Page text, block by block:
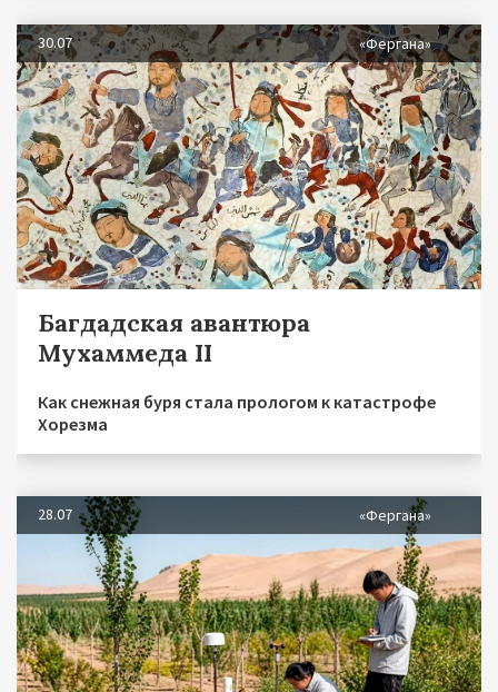
30.07 «Фергана»
Багдадская авантюра
Мухаммеда II
Как снежная буря стала прологом к катастрофе
Хорезма
28.07 «Фергана»